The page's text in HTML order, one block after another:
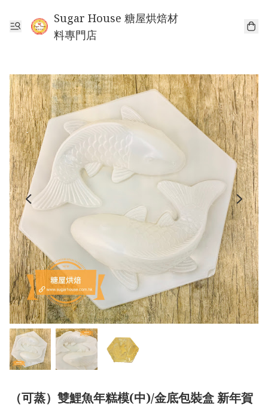
Sugar House 糖屋烘焙材
料專門店
（可蒸）雙鯉魚年糕模(中)/金底包裝盒 新年賀